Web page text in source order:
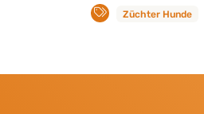
Züchter Hunde